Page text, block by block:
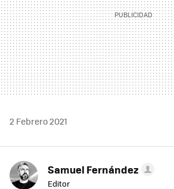
2 Febrero 2021
Samuel Fernández
Editor